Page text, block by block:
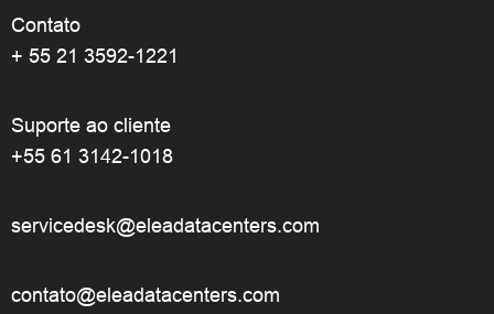
Contato
+ 55 21 3592-1221
Suporte ao cliente
+55 61 3142-1018
servicedesk@eleadatacenters.com
contato@eleadatacenters.com